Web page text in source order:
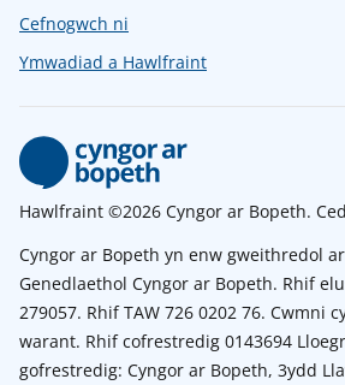
Cefnogwch ni
Ymwadiad a Hawlfraint
Hawlfraint ©2026 Cyngor ar Bopeth.
Cyngor ar Bopeth yn enw gweithredol
Genedlaethol Cyngor ar Bopeth. Rhif
279057. Rhif TAW 726 0202 76. Cwmni
warant. Rhif cofrestredig 0143694
gofrestredig: Cyngor ar Bopeth, 3ydd